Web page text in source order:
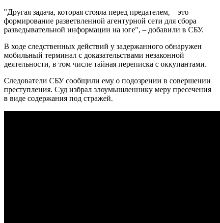
"Другая задача, которая стояла перед предателем, – это
формирование разветвленной агентурной сети для сбора
разведывательной информации на юге", – добавили в СБУ.
В ходе следственных действий у задержанного обнаружен
мобильный терминал с доказательствами незаконной
деятельности, в том числе тайная переписка с оккупантами.
Следователи СБУ сообщили ему о подозрении в совершении
преступления. Суд избрал злоумышленнику меру пресечения
в виде содержания под стражей.